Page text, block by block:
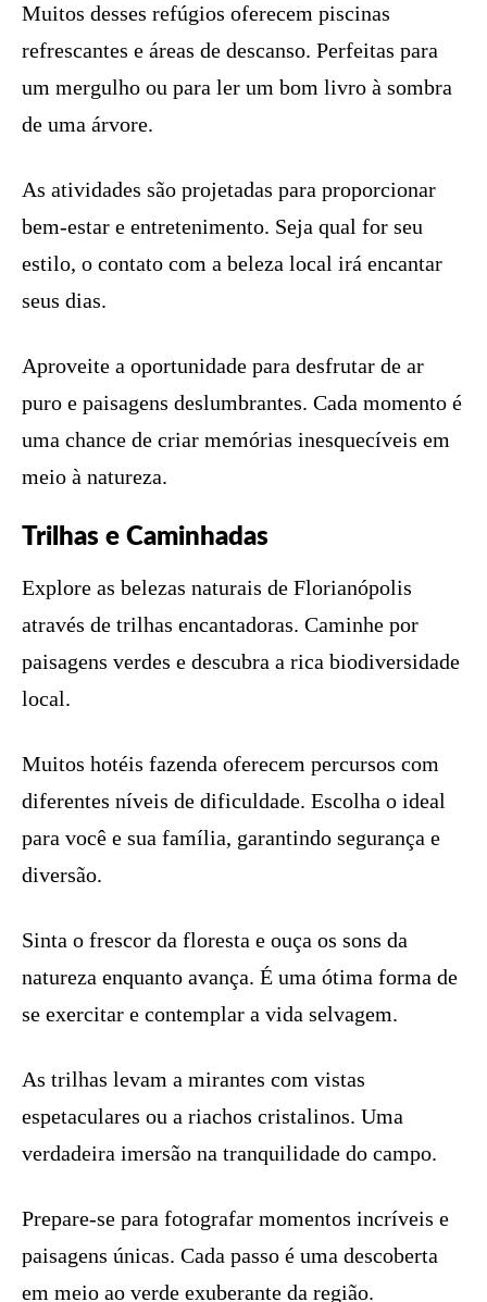
Muitos desses refúgios oferecem piscinas
refrescantes e áreas de descanso. Perfeitas para
um mergulho ou para ler um bom livro à sombra
de uma árvore.
As atividades são projetadas para proporcionar
bem-estar e entretenimento. Seja qual for seu
estilo, o contato com a beleza local irá encantar
seus dias.
Aproveite a oportunidade para desfrutar de ar
puro e paisagens deslumbrantes. Cada momento é
uma chance de criar memórias inesquecíveis em
meio à natureza.
Trilhas e Caminhadas
Explore as belezas naturais de Florianópolis
através de trilhas encantadoras. Caminhe por
paisagens verdes e descubra a rica biodiversidade
local.
Muitos hotéis fazenda oferecem percursos com
diferentes níveis de dificuldade. Escolha o ideal
para você e sua família, garantindo segurança e
diversão.
Sinta o frescor da floresta e ouça os sons da
natureza enquanto avança. É uma ótima forma de
se exercitar e contemplar a vida selvagem.
As trilhas levam a mirantes com vistas
espetaculares ou a riachos cristalinos. Uma
verdadeira imersão na tranquilidade do campo.
Prepare-se para fotografar momentos incríveis e
paisagens únicas. Cada passo é uma descoberta
em meio ao verde exuberante da região.